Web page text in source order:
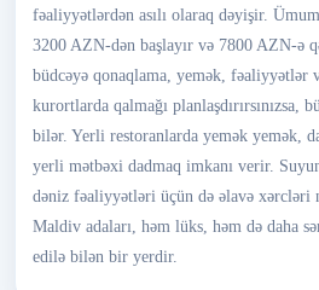
fəaliyyətlərdən asılı olaraq dəyişir.
3200 AZN-dən başlayır və 7800 AZN-ə
büdcəyə qonaqlama, yemək,
kurortlarda qalmağı planlaşdırırsınızsa,
bilər. Yerli restoranlarda yemək yemək,
yerli mətbəxi dadmaq imkanı verir.
dəniz fəaliyyətləri üçün də əlavə xərcləri
Maldiv adaları, həm lüks, həm də daha
edilə bilən bir yerdir.